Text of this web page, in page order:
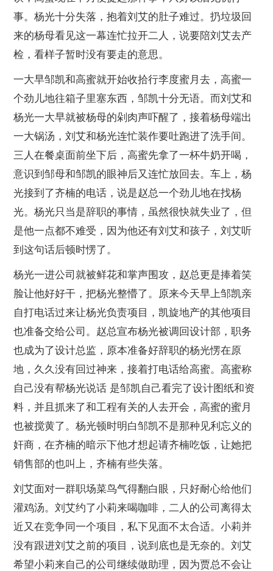
事。杨光十分失落，抱着刘艾的肚子难过。扔垃圾回
来的杨母看见这一幕连忙拉开二人，说要陪刘艾去产
检，看样子暂时没有要走的意思。
一大早邹凯和高蜜就开始收拾行李度蜜月去，高蜜一
个劲儿地往箱子里塞东西，邹凯十分无语。而刘艾和
杨光一大早就被杨母的剁肉声吓醒了，接着杨母端出
一大锅汤，刘艾和杨光连忙装作要吐跑进了洗手间。
三人在餐桌面前坐下后，高蜜先拿了一杯牛奶开喝，
意识到邹母和邹凯的眼神后又连忙放回去。车上，杨
光接到了齐楠的电话，说是赵总一个劲儿地在找杨
光。杨光只当是辞职的事情，虽然很快就失业了，但
是他一点都不难受，因为他还有刘艾和孩子，刘艾听
到这句话后顿时愣了。
杨光一进公司就被鲜花和掌声围攻，赵总更是捧着笑
脸让他好好干，把杨光整懵了。原来今天早上邹凯亲
自打电话过来让杨光负责项目，凯旋地产的其他项目
也准备交给公司。赵总宣布杨光被调回设计部，职务
也成为了设计总监，原本准备好辞职的杨光愣在原
地，久久没有回过神来，接着打电话给高蜜。高蜜称
自己没有帮杨光说话 是邹凯自己看完了设计图纸和资
料，并且抓来了和工程有关的人去开会，高蜜的蜜月
也被搅黄了。杨光顿时明白邹凯不是那种见利忘义的
奸商，在齐楠的暗示下他才想起请齐楠吃饭，让她把
销售部的也叫上，齐楠有些失落。
刘艾面对一群职场菜鸟气得翻白眼，只好耐心给他们
灌鸡汤。刘艾约了小莉来喝咖啡，二人的公司离得太
近又在竞争同一个项目，私下见面不太合适。小莉并
没有跟进刘艾之前的项目，说到底也是无奈的。刘艾
希望小莉来自己的公司继续做助理，因为贾总不会让